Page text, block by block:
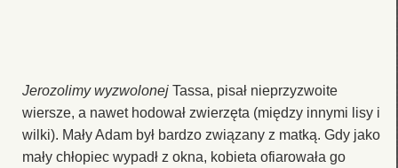
Jerozolimy wyzwolonej Tassa, pisał nieprzyzwoite
wiersze, a nawet hodował zwierzęta (między innymi lisy i
wilki). Mały Adam był bardzo związany z matką. Gdy jako
mały chłopiec wypadł z okna, kobieta ofiarowała go